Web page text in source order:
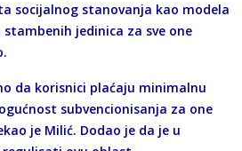
socijalnog stanovanja kao modela
jedinica za sve one
da korisnici plaćaju minimalnu
subvencionisanja za one
je Milić. Dodao je da je u